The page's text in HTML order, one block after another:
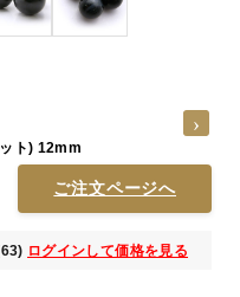
ト) 12mm
ご注文ページへ
ログインして価格を見る